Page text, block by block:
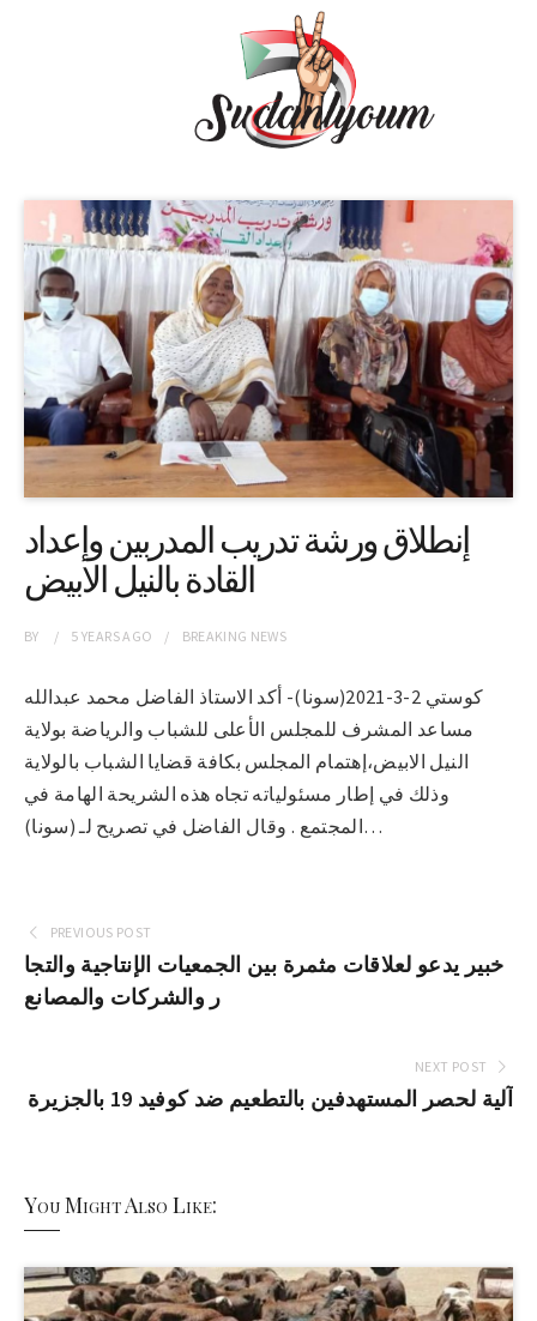
إنطلاق ورشة تدريب المدربين وإعداد
القادة بالنيل الابيض
BY 5 YEARSAGO BREAKING NEWS
كوستي 2-3-2021(سونا)- أكد الاستاذ الفاضل محمد عبدالله
مساعد المشرف للمجلس الأعلى للشباب والرياضة بولاية
النيل الابيض،إهتمام المجلس بكافة قضايا الشباب بالولاية
وذلك في إطار مسئولياته تجاه هذه الشريحة الهامة في
المجتمع . وقال الفاضل في تصريح لـ (سونا)…
PREVIOUS POST
خبير يدعو لعلاقات مثمرة بين الجمعيات الإنتاجية والتجا
ر والشركات والمصانع
NEXT POST
آلية لحصر المستهدفين بالتطعيم ضد كوفيد 19 بالجزيرة
You Might Also Like: